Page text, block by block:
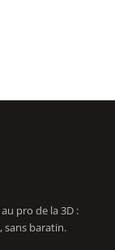
pro de la 3D :
sans baratin.